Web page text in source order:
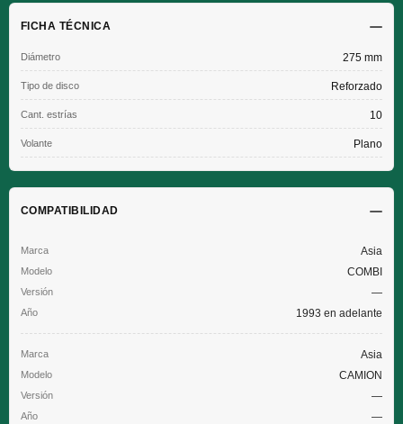
FICHA TÉCNICA
Diámetro 275 mm
Tipo de disco Reforzado
Cant. estrías 10
Volante Plano
COMPATIBILIDAD
Asia
COMBI
—
1993 en adelante
Asia
CAMION
—
—